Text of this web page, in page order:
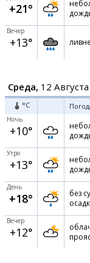
+21°
Вечер
+13°
Среда, 12 Августа
°C
Ночь
+10°
Утро
+13°
День
+18°
без
Вечер
+12°